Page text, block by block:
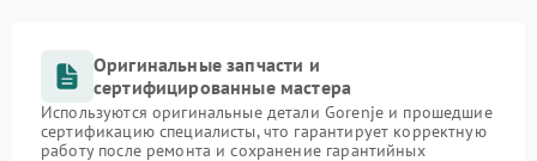
Оригинальные запчасти и
сертифицированные мастера
Используются оригинальные детали Gorenje и прошедшие
сертификацию специалисты, что гарантирует корректную
работу после ремонта и сохранение гарантийных